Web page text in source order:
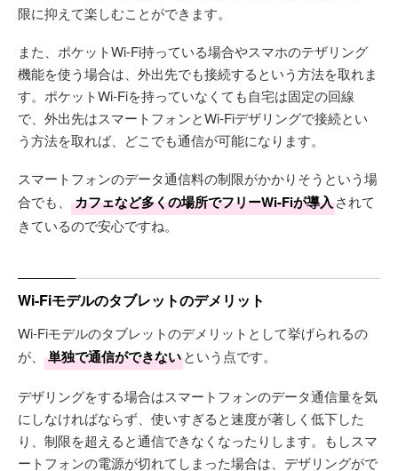
限に抑えて楽しむことができます。
また、ポケットWi-Fi持っている場合やスマホのテザリング
機能を使う場合は、外出先でも接続するという方法を取れま
す。ポケットWi-Fiを持っていなくても自宅は固定の回線
で、外出先はスマートフォンとWi-Fiデザリングで接続とい
う方法を取れば、どこでも通信が可能になります。
スマートフォンのデータ通信料の制限がかかりそうという場
合でも、
カフェなど多くの場所でフリーWi-Fiが導入されて
きているので安心ですね。
Wi-Fiモデルのタブレットのデメリット
Wi-Fiモデルのタブレットのデメリットとして挙げられるの
が、
単独で通信ができないという点です。
デザリングをする場合はスマートフォンのデータ通信量を気
にしなければならず、使いすぎると速度が著しく低下した
り、制限を超えると通信できなくなったりします。もしスマ
ートフォンの電源が切れてしまった場合は、デザリングがで